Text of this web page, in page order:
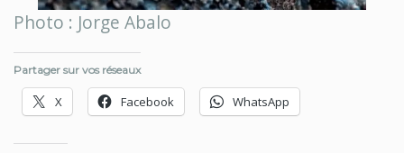
Photo : Jorge Abalo
Partager sur vos réseaux
X Facebook WhatsApp